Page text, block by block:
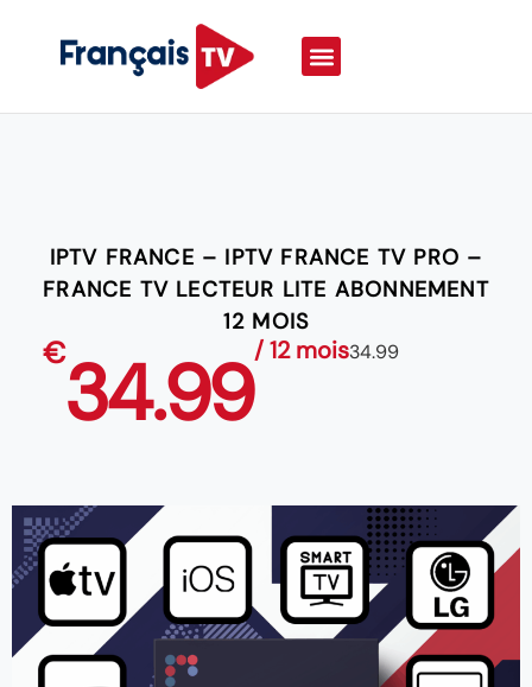
IPTV FRANCE – IPTV FRANCE TV PRO –
FRANCE TV LECTEUR LITE ABONNEMENT
12 MOIS
€34.99/ 12 mois34.99